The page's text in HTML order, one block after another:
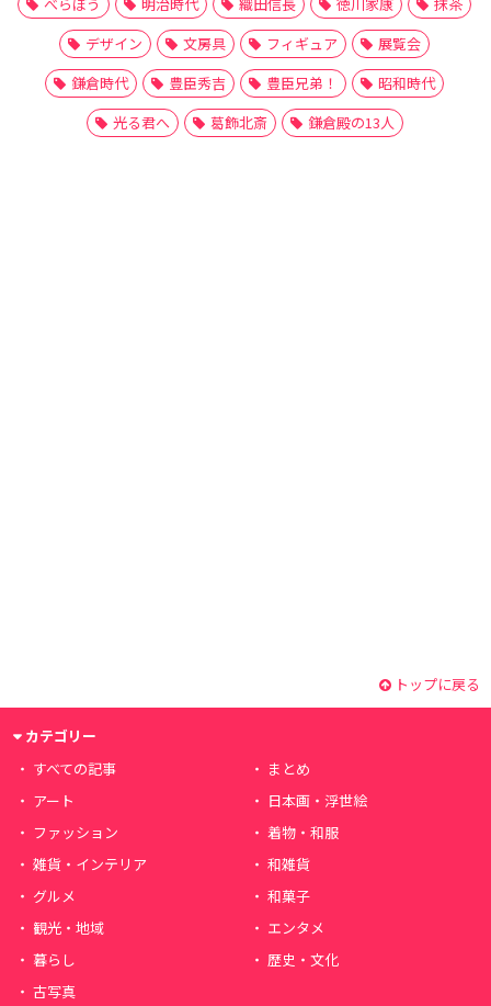
べらぼう
明治時代 織田信長 徳川家康
抹茶
デザイン
文房具 フィギュア
展覧会
鎌倉時代
豊臣秀吉 豊臣兄弟！
昭和時代
光る君へ
葛飾北斎 鎌倉殿の13人
トップに戻る
カテゴリー
すべての記事
まとめ
アート
日本画・浮世絵
ファッション
着物・和服
雑貨・インテリア
和雑貨
グルメ
和菓子
観光・地域
エンタメ
暮らし
歴史・文化
古写真